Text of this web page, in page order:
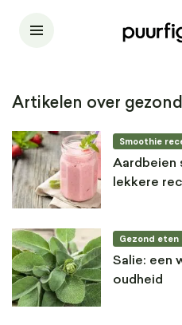
Artikelen over
Smoothie
Aardbeien
lekkere
Gezond eten
Salie: een
oudheid